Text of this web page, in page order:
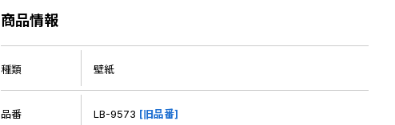
商品情報
種類 壁紙
品番 LB-9573 [旧品番]